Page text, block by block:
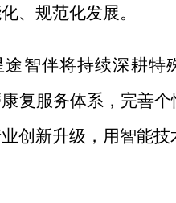
、规范化发展。
途智伴将持续深耕特
复服务体系，完善
创新升级，用智能